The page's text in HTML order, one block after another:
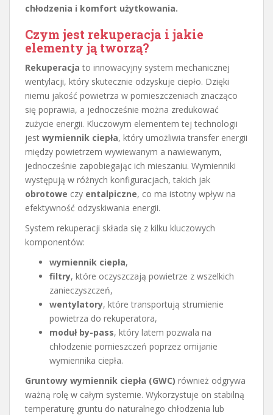
chłodzenia i komfort użytkowania.
Czym jest rekuperacja i jakie
elementy ją tworzą?
Rekuperacja to innowacyjny system mechanicznej
wentylacji, który skutecznie odzyskuje ciepło. Dzięki
niemu jakość powietrza w pomieszczeniach znacząco
się poprawia, a jednocześnie można zredukować
zużycie energii. Kluczowym elementem tej technologii
jest wymiennik ciepła, który umożliwia transfer energii
między powietrzem wywiewanym a nawiewanym,
jednocześnie zapobiegając ich mieszaniu. Wymienniki
występują w różnych konfiguracjach, takich jak
obrotowe czy entalpiczne, co ma istotny wpływ na
efektywność odzyskiwania energii.
System rekuperacji składa się z kilku kluczowych
komponentów:
wymiennik ciepła,
filtry, które oczyszczają powietrze z wszelkich
zanieczyszczeń,
wentylatory, które transportują strumienie
powietrza do rekuperatora,
moduł by-pass, który latem pozwala na
chłodzenie pomieszczeń poprzez omijanie
wymiennika ciepła.
Gruntowy wymiennik ciepła (GWC) również odgrywa
ważną rolę w całym systemie. Wykorzystuje on stabilną
temperaturę gruntu do naturalnego chłodzenia lub